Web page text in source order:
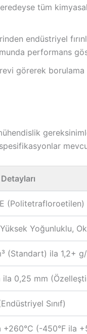
tüm
endüstriyel
performans
görerek
(Politetrafloroetilen)
Yoğunluklu,
(Standart) ila 1,2+
ila 0,25 mm
Sınıf)
+260°C (-450°F ila